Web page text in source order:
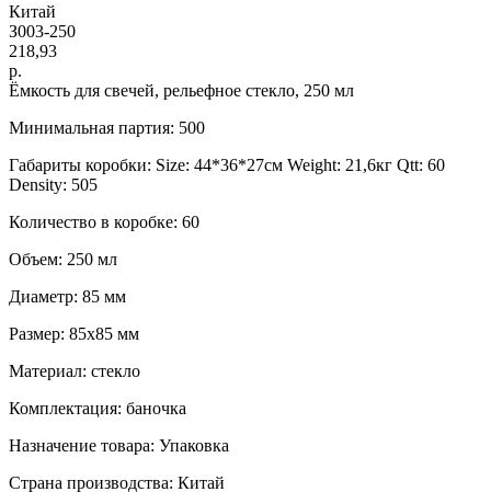
Китай
З003-250
218,93
р.
Ёмкость для свечей, рельефное стекло, 250 мл
Минимальная партия: 500
Габариты коробки: Size: 44*36*27см Weight: 21,6кг Qtt: 60
Density: 505
Количество в коробке: 60
Объем: 250 мл
Диаметр: 85 мм
Размер: 85х85 мм
Материал: стекло
Комплектация: баночка
Назначение товара: Упаковка
Страна производства: Китай